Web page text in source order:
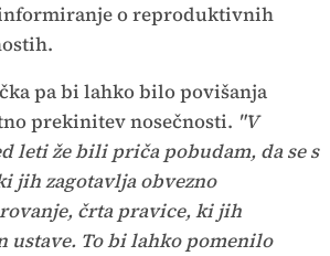
o reproduktivnih
pa bi lahko bilo povišanja
prekinitev nosečnosti. "V
leti že bili priča pobudam, da se s
jih zagotavlja obvezno
črta pravice, ki jih
ustave. To bi lahko pomenilo